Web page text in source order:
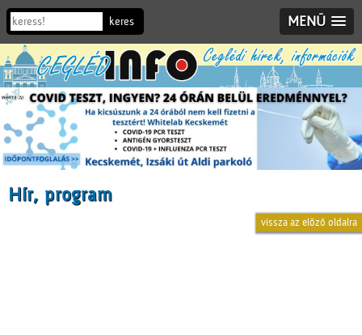
MENÜ
Hír, program
vissza az előző oldalra